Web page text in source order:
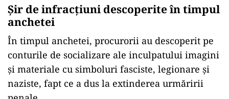
Şir de infracţiuni descoperite în timpul
anchetei
În timpul anchetei, procurorii au descoperit pe
conturile de socializare ale inculpatului imagini
și materiale cu simboluri fasciste, legionare și
naziste, fapt ce a dus la extinderea urmăririi